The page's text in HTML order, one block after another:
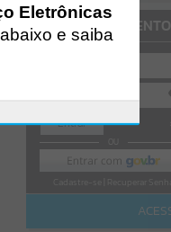
AUTOATENDIMENTO
Entrar
Eletrônicas
e saiba